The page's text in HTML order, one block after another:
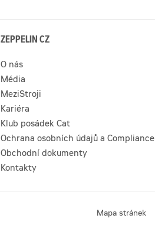
ZEPPELIN CZ
O nás
Média
MeziStroji
Kariéra
Klub posádek Cat
Ochrana osobních údajů a Compliance
Obchodní dokumenty
Kontakty
Mapa stránek